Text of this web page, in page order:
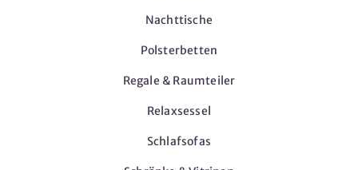
Nachttische
Polsterbetten
Regale & Raumteiler
Relaxsessel
Schlafsofas